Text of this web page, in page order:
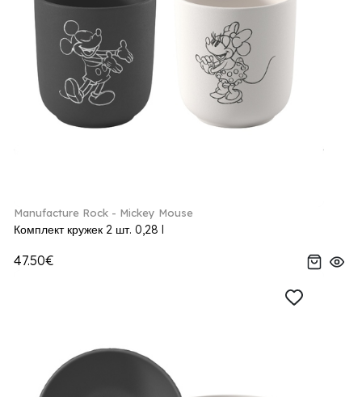
Manufacture Rock - Mickey Mouse
Комплект кружек 2 шт. 0,28 l
47.50€